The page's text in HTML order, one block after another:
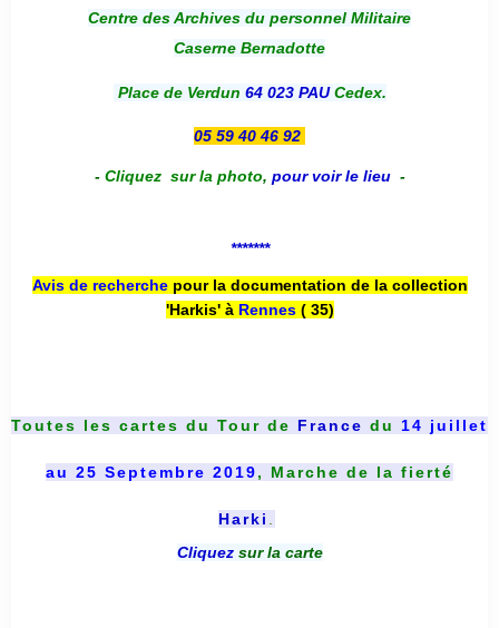
Centre des Archives du personnel Militaire
Caserne Bernadotte
Place de Verdun 64 023 PAUCedex.
05 59 40 46 92
- Cliquez sur la photo, pour voir le lieu -
*******
Avis de recherche pour la documentation de la collection
'Harkis' à Rennes( 35)
Toutes les cartes du Tour de France du 14 juillet
au 25 Septembre 2019, Marche de la fierté
Harki .
Cliquez sur la carte